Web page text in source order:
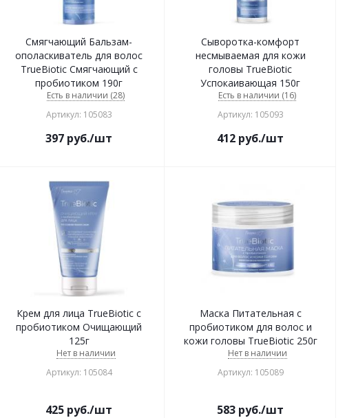
Смягчающий Бальзам-
ополаскиватель для волос
TrueBiotic Смягчающий с
пробиотиком 190г
Есть в наличии (28)
Артикул: 105083
397 руб./шт
Сыворотка-комфорт
несмываемая для кожи
головы TrueBiotic
Успокаивающая 150г
Есть в наличии (16)
Артикул: 105093
412 руб./шт
Крем для лица TrueBiotic с
пробиотиком Очищающий
125г
Нет в наличии
Артикул: 105084
425 руб./шт
Маска Питательная с
пробиотиком для волос и
кожи головы TrueBiotic 250г
Нет в наличии
Артикул: 105089
583 руб./шт